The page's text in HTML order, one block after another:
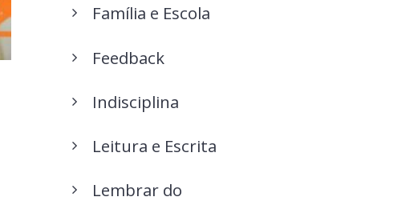
Família e Escola
Feedback
Indisciplina
Leitura e Escrita
Lembrar do